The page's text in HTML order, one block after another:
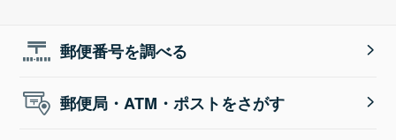
郵便番号を調べる
郵便局・ATM・ポストをさがす